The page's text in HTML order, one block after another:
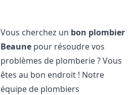
Vous cherchez un bon plombier
Beaune pour résoudre vos
problèmes de plomberie ? Vous
êtes au bon endroit ! Notre
équipe de plombiers